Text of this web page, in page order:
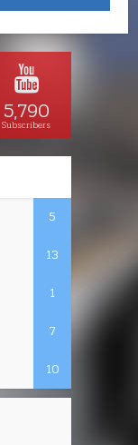
5,790
Subscribers
5
13
1
7
10